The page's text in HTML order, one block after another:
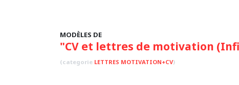
MODÈLES DE
"CV et lettres de motivation
(categorie LETTRES MOTIVATION+CV)